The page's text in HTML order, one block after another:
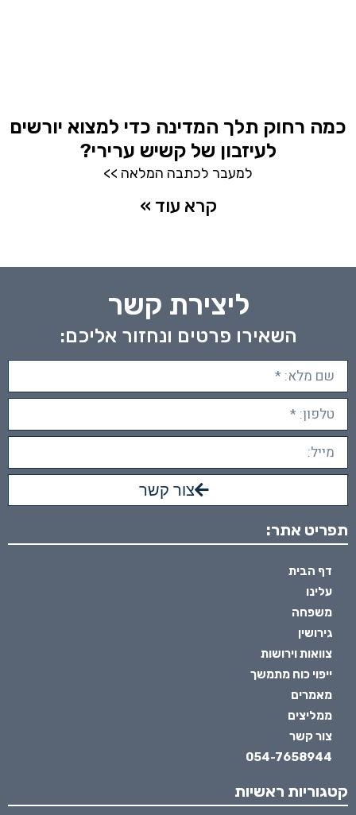
כמה רחוק תלך המדינה כדי למצוא יורשים
לעיזבון של קשיש ערירי?
למעבר לכתבה המלאה >>
קרא עוד »
ליצירת קשר
השאירו פרטים ונחזור אליכם:
צור קשר
תפריט אתר:
דף הבית
עלינו
משפחה
גירושין
צוואות וירושות
ייפוי כוח מתמשך
מאמרים
ממליצים
צור קשר
054-7658944
קטגוריות ראשיות